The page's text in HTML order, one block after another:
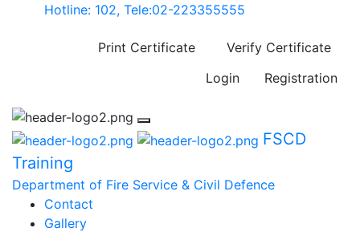
Hotline: 102, Tele:02-223355555
Print Certificate
Verify Certificate
Login
Registration
FSCD
Training
Department of Fire Service & Civil Defence
Contact
Gallery